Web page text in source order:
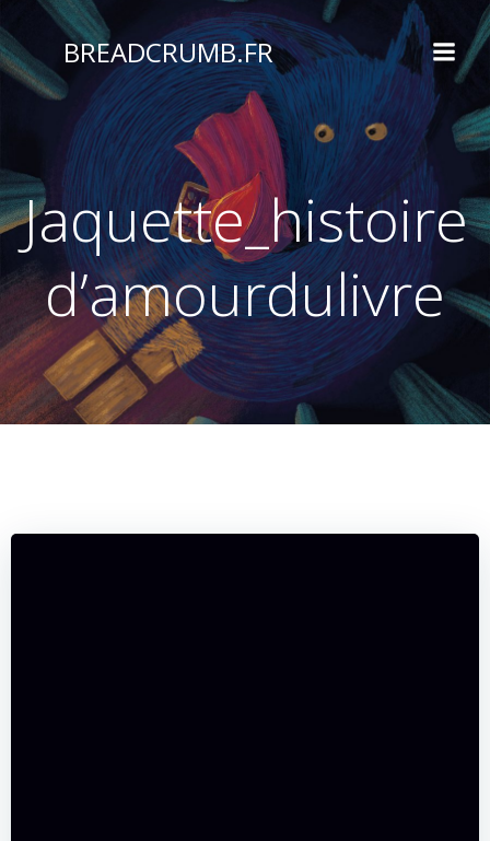
Aller
au
contenu
BREADCRUMB.FR
Jaquette_histoire
d’amourdulivre